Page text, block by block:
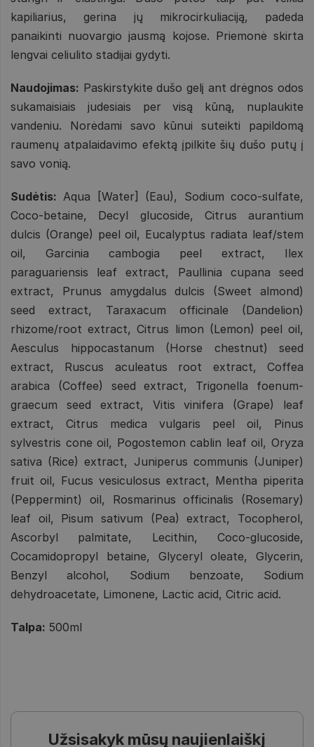
kapiliarius, gerina jų mikrocirkuliaciją, padeda
panaikinti nuovargio jausmą kojose. Priemonė skirta
lengvai celiulito stadijai gydyti.
Naudojimas: Paskirstykite dušo gelį ant drėgnos odos
sukamaisiais judesiais per visą kūną, nuplaukite
vandeniu. Norėdami savo kūnui suteikti papildomą
raumenų atpalaidavimo efektą įpilkite šių dušo putų į
savo vonią.
Sudėtis: Aqua [Water] (Eau), Sodium coco-sulfate,
Coco-betaine, Decyl glucoside, Citrus aurantium
dulcis (Orange) peel oil, Eucalyptus radiata leaf/stem
oil, Garcinia cambogia peel extract, Ilex
paraguariensis leaf extract, Paullinia cupana seed
extract, Prunus amygdalus dulcis (Sweet almond)
seed extract, Taraxacum officinale (Dandelion)
rhizome/root extract, Citrus limon (Lemon) peel oil,
Aesculus hippocastanum (Horse chestnut) seed
extract, Ruscus aculeatus root extract, Coffea
arabica (Coffee) seed extract, Trigonella foenum-
graecum seed extract, Vitis vinifera (Grape) leaf
extract, Citrus medica vulgaris peel oil, Pinus
sylvestris cone oil, Pogostemon cablin leaf oil, Oryza
sativa (Rice) extract, Juniperus communis (Juniper)
fruit oil, Fucus vesiculosus extract, Mentha piperita
(Peppermint) oil, Rosmarinus officinalis (Rosemary)
leaf oil, Pisum sativum (Pea) extract, Tocopherol,
Ascorbyl palmitate, Lecithin, Coco-glucoside,
Cocamidopropyl betaine, Glyceryl oleate, Glycerin,
Benzyl alcohol, Sodium benzoate, Sodium
dehydroacetate, Limonene, Lactic acid, Citric acid.
Talpa: 500ml
Užsisakyk mūsų naujienlaiškį